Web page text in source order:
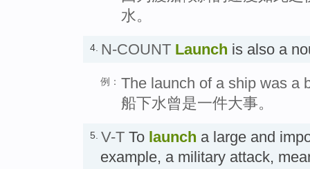
水。
4. N-COUNT Launch is also a
例： The launch of a ship was a
船下水曾是一件大事。
5. V-T To launch a large and
example, a military attack,